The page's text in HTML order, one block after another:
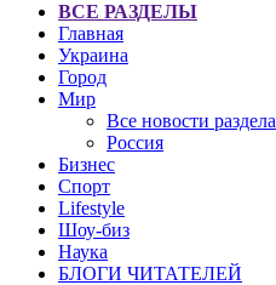
ВСЕ РАЗДЕЛЫ
Главная
Украина
Город
Мир
Все новости раздела
Россия
Бизнес
Спорт
Lifestyle
Шоу-биз
Наука
БЛОГИ ЧИТАТЕЛЕЙ